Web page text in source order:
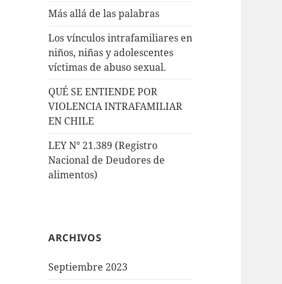
Más allá de las palabras
Los vínculos intrafamiliares en
niños, niñas y adolescentes
víctimas de abuso sexual.
QUÉ SE ENTIENDE POR
VIOLENCIA INTRAFAMILIAR
EN CHILE
LEY N° 21.389 (Registro
Nacional de Deudores de
alimentos)
ARCHIVOS
Septiembre 2023